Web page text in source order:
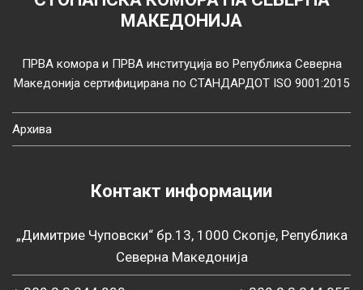
МАКЕДОНИЈА
ПРВА комора и ПРВА институција во Република Северна
Македонија сертифицирана по СТАНДАРДОТ ISO 9001:2015
Архива
Контакт информации
„Димитрие Чуповски“ бр.13, 1000 Скопје, Република
Северна Македонија